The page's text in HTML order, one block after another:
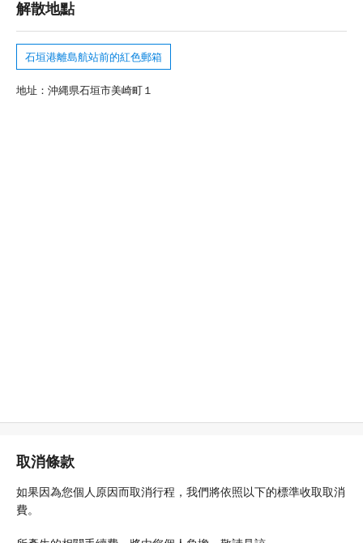
解散地點
石垣港離島航站前的紅色郵箱
地址：沖縄県石垣市美崎町１
取消條款
如果因為您個人原因而取消行程，我們將依照以下的標準收取取消
費。